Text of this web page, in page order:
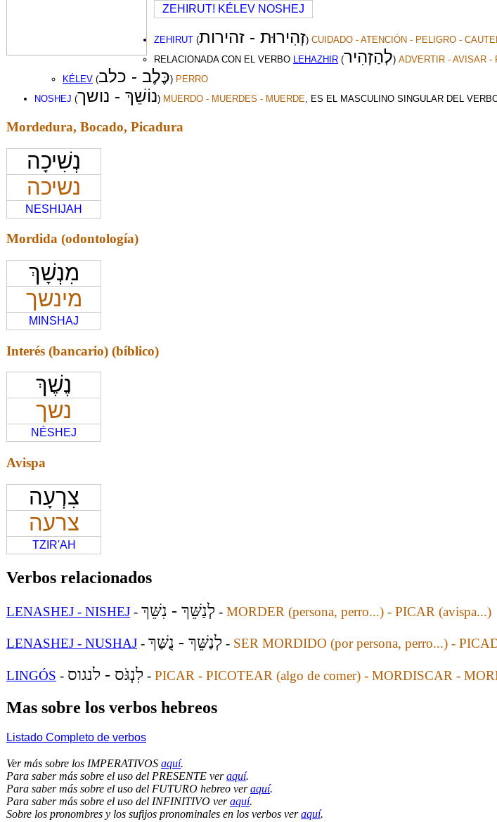
ZEHIRUT! KÉLEV NOSHEJ
ZEHIRUT (זְהִירוּת - זהירות) CUIDADO - ATENCIÓN - PELIGRO -
RELACIONADA CON EL VERBO LEHAZHIR (לְהַזְהִיר) ADVERTIR - AVISAR -
KÉLEV ( כֶּלֶב - כלב ) PERRO
NOSHEJ (נוֹשֵׁךְ - נושך) MUERDO - MUERDES - MUERDE, ES EL MASCULINO SINGULAR DEL
Mordedura, Bocado, Picadura
נְשִׁיכָה
נשיכה
NESHIJAH
Mordida (odontología)
מִנְשָׁךְ
מינשך
MINSHAJ
Interés (bancario) (bíblico)
נֶשֶׁךְ
נשך
NÉSHEJ
Avispa
צִרְעָה
צרעה
TZIR'AH
Verbos relacionados
LENASHEJ - NISHEJ - לְנַשֵּׁךְ - נִשֵּׁךְ - MORDER (persona, perro...) - PICAR (avispa...)
LENASHEJ - NUSHAJ - לְנַשֵּׁךְ - נֻשַּׁךְ - SER MORDIDO (por persona, perro...) -
LINGÓS - לִנְגֹּס - לנגוס - PICAR - PICOTEAR (algo de comer) - MORDISCAR -
Mas sobre los verbos hebreos
Listado Completo de verbos
Ver más sobre los IMPERATIVOS aquí.
Para saber más sobre el uso del PRESENTE veraquí.
Para saber más sobre el uso del FUTURO hebreo veraquí.
Para saber más sobre el uso del INFINITIVO veraquí.
Sobre los pronombres y los sufijos pronominales en los verbos veraquí.